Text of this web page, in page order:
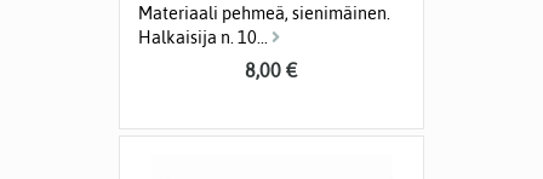
Materiaali pehmeä, sienimäinen.
Halkaisija n. 10...
8,00 €